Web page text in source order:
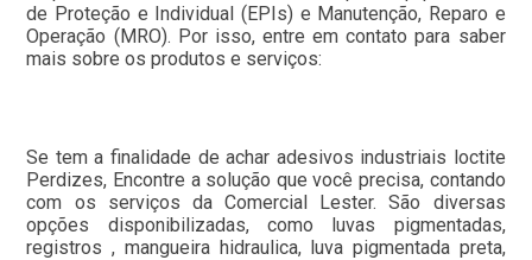
de Proteção e Individual (EPIs) e Manutenção, Reparo e
Operação (MRO). Por isso, entre em contato para saber
mais sobre os produtos e serviços:
Se tem a finalidade de achar adesivos industriais loctite
Perdizes, Encontre a solução que você precisa, contando
com os serviços da Comercial Lester. São diversas
opções disponibilizadas, como luvas pigmentadas,
registros , mangueira hidraulica, luva pigmentada preta,